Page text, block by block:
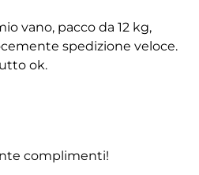
vano, pacco da 12 kg,
spedizione veloce.
ok.
complimenti!